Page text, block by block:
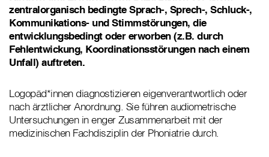
zentralorganisch bedingte Sprach-, Sprech-, Schluck-,
Kommunikations- und Stimmstörungen, die
entwicklungsbedingt oder erworben (z.B. durch
Fehlentwickung, Koordinationsstörungen nach einem
Unfall) auftreten.
Logopäd*innen diagnostizieren eigenverantwortlich oder
nach ärztlicher Anordnung. Sie führen audiometrische
Untersuchungen in enger Zusammenarbeit mit der
medizinischen Fachdisziplin der Phoniatrie durch.